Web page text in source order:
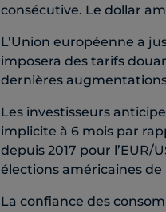
consécutive. Le dollar
L’Union européenne a
imposera des tarifs
dernières
Les investisseurs
implicite à 6 mois par
depuis 2017 pour l’EUR/
élections américaines
La confiance des